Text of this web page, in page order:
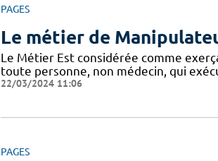
PAGES
Le métier de
Le Métier Est considérée comme
toute personne, non médecin, qui
22/03/2024 11:06
PAGES